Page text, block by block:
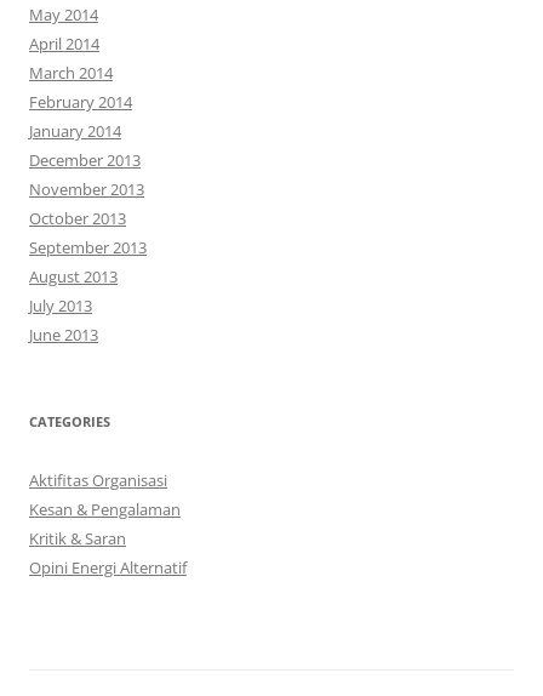
May 2014
April 2014
March 2014
February 2014
January 2014
December 2013
November 2013
October 2013
September 2013
August 2013
July 2013
June 2013
CATEGORIES
Aktifitas Organisasi
Kesan & Pengalaman
Kritik & Saran
Opini Energi Alternatif